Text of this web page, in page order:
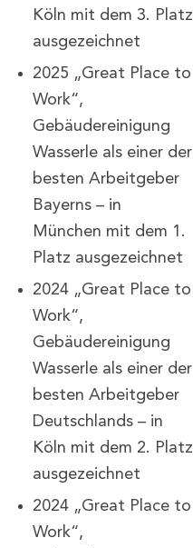
Köln mit dem 3. Platz
ausgezeichnet
2025 „Great Place to
Work“,
Gebäudereinigung
Wasserle als einer der
besten Arbeitgeber
Bayerns – in
München mit dem 1.
Platz ausgezeichnet
2024 „Great Place to
Work“,
Gebäudereinigung
Wasserle als einer der
besten Arbeitgeber
Deutschlands – in
Köln mit dem 2. Platz
ausgezeichnet
2024 „Great Place to
Work“,